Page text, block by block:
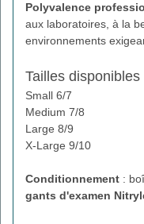
Polyvalence
aux laboratoires, à la
environnements
Tailles disponibles
Small 6/7
Medium 7/8
Large 8/9
X-Large 9/10
Conditionnement :
gants d'examen